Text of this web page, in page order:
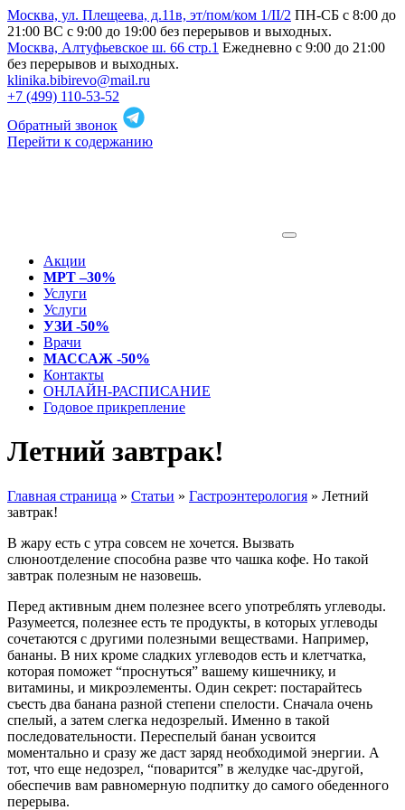
Москва, ул. Плещеева, д.11в, эт/пом/ком 1/II/2 ПН-СБ с 8:00 до
21:00 ВС с 9:00 до 19:00 без перерывов и выходных.
Москва, Алтуфьевское ш. 66 стр.1 Ежедневно с 9:00 до 21:00
без перерывов и выходных.
klinika.bibirevo@mail.ru
+7 (499) 110-53-52
Обратный звонок
Перейти к содержанию
Акции
МРТ –30%
Услуги
Услуги
УЗИ -50%
Врачи
МАССАЖ -50%
Контакты
ОНЛАЙН-РАСПИСАНИЕ
Годовое прикрепление
Летний завтрак!
Главная страница » Статьи » Гастроэнтерология » Летний
завтрак!
В жару есть с утра совсем не хочется. Вызвать
слюноотделение способна разве что чашка кофе. Но такой
завтрак полезным не назовешь.
Перед активным днем полезнее всего употреблять углеводы.
Разумеется, полезнее есть те продукты, в которых углеводы
сочетаются с другими полезными веществами. Например,
бананы. В них кроме сладких углеводов есть и клетчатка,
которая поможет “проснуться” вашему кишечнику, и
витамины, и микроэлементы. Один секрет: постарайтесь
съесть два банана разной степени спелости. Сначала очень
спелый, а затем слегка недозрелый. Именно в такой
последовательности. Переспелый банан усвоится
моментально и сразу же даст заряд необходимой энергии. А
тот, что еще недозрел, “поварится” в желудке час-другой,
обеспечив вам равномерную подпитку до самого обеденного
перерыва.